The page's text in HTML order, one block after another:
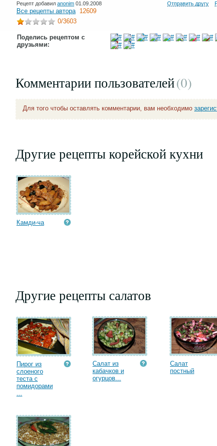
Рецепт добавил anonim 01.09.2008 Отправить другу
Все рецепты автора 12609
0/3603
Поделись рецептом с
друзьями:
Комментарии пользователей(0)
Для того чтобы оставлять комментарии, вам необходимо
Другие рецепты корейской кухни
Камди-ча
Другие рецепты салатов
Пирог из
слоеного
теста с
помидорами
...
Салат из
кабачков и
огурцов...
Салат
постный